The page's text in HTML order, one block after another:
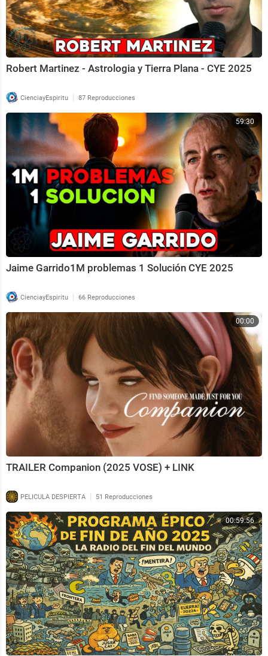
Robert Martinez - Astrologia y Tierra Plana - CYE 2025
CienciayEspiritu | 87 Reproducciones
59:30
Jaime Garrido1M problemas 1 Solución CYE 2025
CienciayEspiritu | 66 Reproducciones
00:00
TRAILER Companion (2025 VOSE) + LINK
PELICULA DESPIERTA | 51 Reproducciones
00:59:56